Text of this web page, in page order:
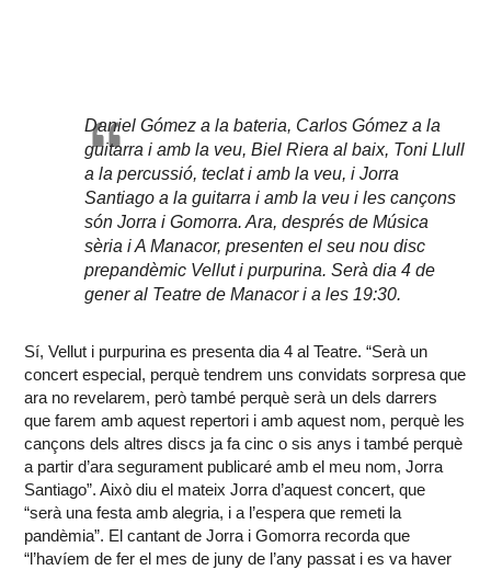
Daniel Gómez a la bateria, Carlos Gómez a la
guitarra i amb la veu, Biel Riera al baix, Toni Llull
a la percussió, teclat i amb la veu, i Jorra
Santiago a la guitarra i amb la veu i les cançons
són Jorra i Gomorra. Ara, després de Música
sèria i A Manacor, presenten el seu nou disc
prepandèmic Vellut i purpurina. Serà dia 4 de
gener al Teatre de Manacor i a les 19:30.
Sí, Vellut i purpurina es presenta dia 4 al Teatre. “Serà un
concert especial, perquè tendrem uns convidats sorpresa que
ara no revelarem, però també perquè serà un dels darrers
que farem amb aquest repertori i amb aquest nom, perquè les
cançons dels altres discs ja fa cinc o sis anys i també perquè
a partir d’ara segurament publicaré amb el meu nom, Jorra
Santiago”. Això diu el mateix Jorra d’aquest concert, que
“serà una festa amb alegria, i a l’espera que remeti la
pandèmia”. El cantant de Jorra i Gomorra recorda que
“l’havíem de fer el mes de juny de l’any passat i es va haver